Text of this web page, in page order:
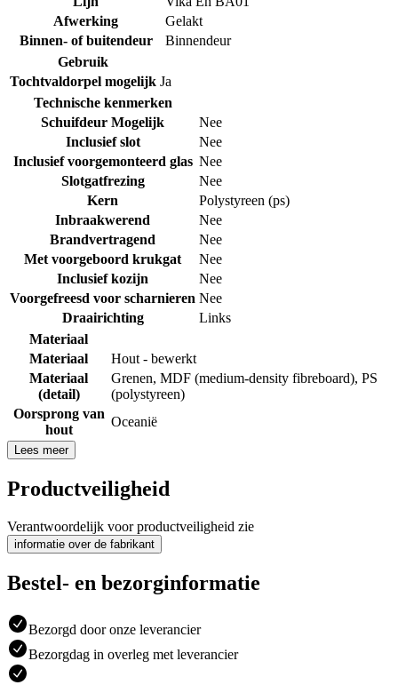
Afwerking
Gelakt
Binnen- of buitendeur
Binnendeur
Gebruik
Tochtvaldorpel mogelijk Ja
Technische kenmerken
Schuifdeur Mogelijk
Nee
Inclusief slot
Nee
Inclusief voorgemonteerd glas Nee
Slotgatfrezing
Nee
Kern
Polystyreen (ps)
Inbraakwerend
Nee
Brandvertragend
Nee
Met voorgeboord krukgat
Nee
Inclusief kozijn
Nee
Voorgefreesd voor scharnieren Nee
Draairichting
Links
Materiaal
Materiaal
Hout - bewerkt
Materiaal
(detail)
Grenen, MDF (medium-density fibreboard), PS
(polystyreen)
Oorsprong van
hout
Oceanië
Lees meer
Productveiligheid
Verantwoordelijk voor productveiligheid zie
informatie over de fabrikant
Bestel- en bezorginformatie
Bezorgd door onze leverancier
Bezorgdag in overleg met leverancier